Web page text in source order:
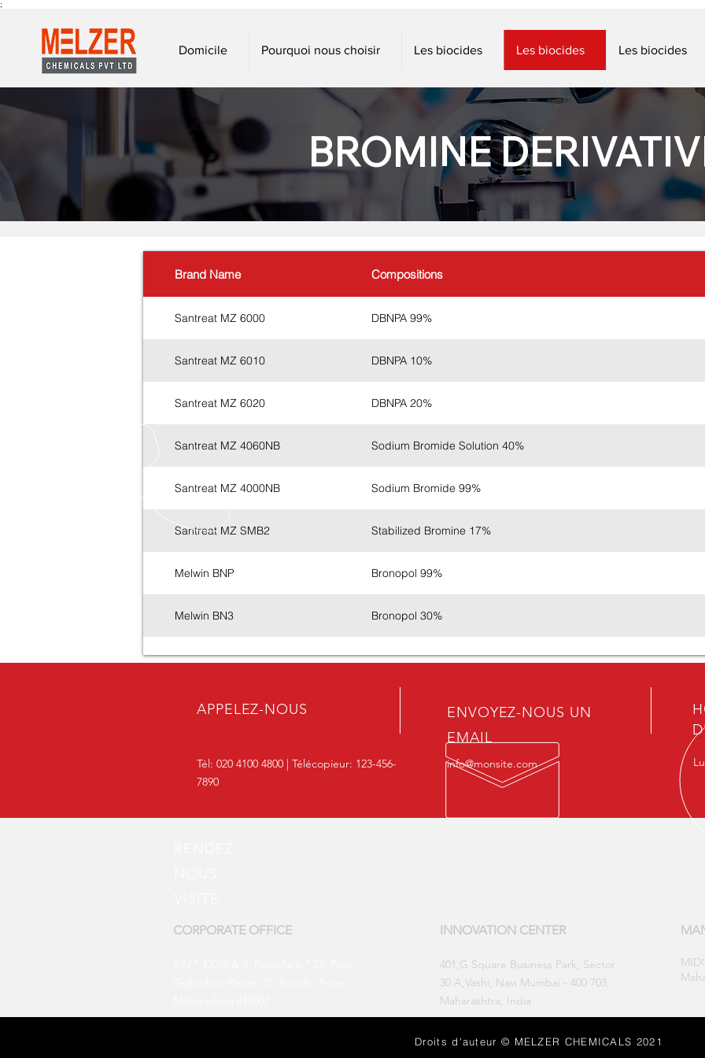
;
Domicile Pourquoi nous choisir Les biocides Les biocides Les biocides
BROMINE
Brand Name Compositions
Santreat MZ 6000 DBNPA 99%
Santreat MZ 6010 DBNPA 10%
Santreat MZ 6020 DBNPA 20%
Santreat MZ 4060NB Sodium Bromide Solution 40%
Santreat MZ 4000NB Sodium Bromide 99%
Santreat MZ SMB2 Stabilized Bromine 17%
Melwin BNP Bronopol 99%
Melwin BN3 Bronopol 30%
APPELEZ-NOUS
Tél: 020 4100 4800 | Télécopieur: 123-456-
7890
ENVOYEZ-NOUS UN
EMAIL
info@monsite.com
CORPORATE OFFICE INNOVATION CENTER
​401,G Square Business Park, Sector
30 A,Vashi, Navi Mumbai - 400 703,
Maharashtra, India
Droits d'auteur © MELZER CHEMICALS 2021